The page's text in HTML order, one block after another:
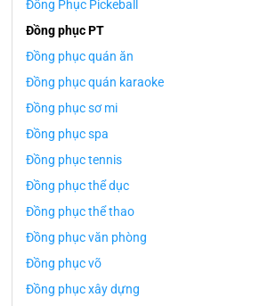
Đồng Phục Pickeball
Đồng phục PT
Đồng phục quán ăn
Đồng phục quán karaoke
Đồng phục sơ mi
Đồng phục spa
Đồng phục tennis
Đồng phục thể dục
Đồng phục thể thao
Đồng phục văn phòng
Đồng phục võ
Đồng phục xây dựng